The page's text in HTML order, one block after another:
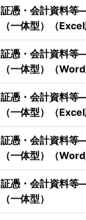
証憑・会計資料
（一体型）（Excel
証憑・会計資料
（一体型）（Word
証憑・会計資料
（一体型）（Excel
証憑・会計資料
（一体型）（Word
証憑・会計資料
（一体型）